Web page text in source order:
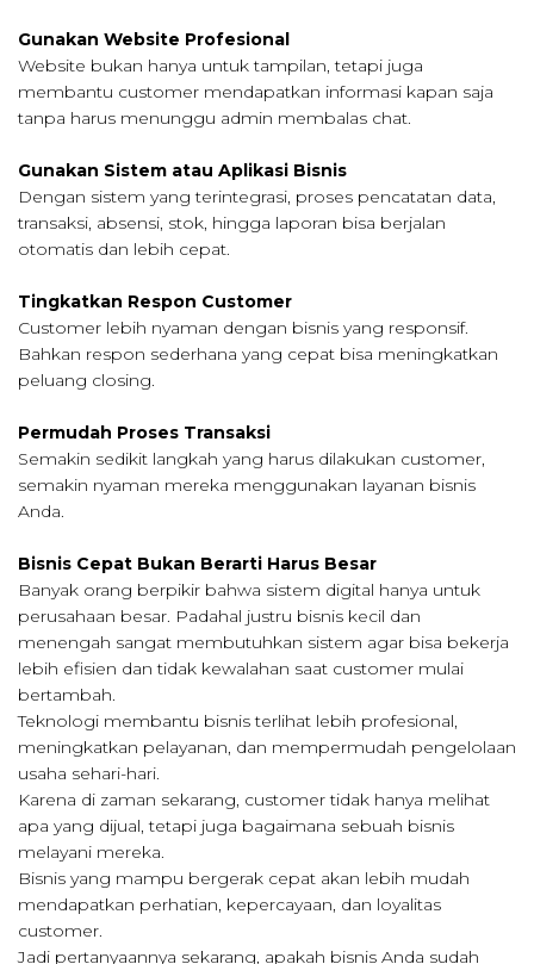
Gunakan Website Profesional
Website bukan hanya untuk tampilan, tetapi juga
membantu customer mendapatkan informasi kapan saja
tanpa harus menunggu admin membalas chat.
Gunakan Sistem atau Aplikasi Bisnis
Dengan sistem yang terintegrasi, proses pencatatan data,
transaksi, absensi, stok, hingga laporan bisa berjalan
otomatis dan lebih cepat.
Tingkatkan Respon Customer
Customer lebih nyaman dengan bisnis yang responsif.
Bahkan respon sederhana yang cepat bisa meningkatkan
peluang closing.
Permudah Proses Transaksi
Semakin sedikit langkah yang harus dilakukan customer,
semakin nyaman mereka menggunakan layanan bisnis
Anda.
Bisnis Cepat Bukan Berarti Harus Besar
Banyak orang berpikir bahwa sistem digital hanya untuk
perusahaan besar. Padahal justru bisnis kecil dan
menengah sangat membutuhkan sistem agar bisa bekerja
lebih efisien dan tidak kewalahan saat customer mulai
bertambah.
Teknologi membantu bisnis terlihat lebih profesional,
meningkatkan pelayanan, dan mempermudah pengelolaan
usaha sehari-hari.
Karena di zaman sekarang, customer tidak hanya melihat
apa yang dijual, tetapi juga bagaimana sebuah bisnis
melayani mereka.
Bisnis yang mampu bergerak cepat akan lebih mudah
mendapatkan perhatian, kepercayaan, dan loyalitas
customer.
Jadi pertanyaannya sekarang, apakah bisnis Anda sudah